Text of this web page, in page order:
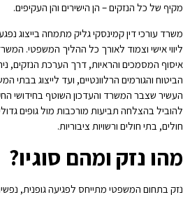
מקיף של כל הנזקים – הן הישירים והן העקיפים.
משרד עורכי דין קמינסקי גליק מתמחה בייצוג
ליווי אישי וצמוד לאורך כל ההליך המשפטי.
איסוף המסמכים והראיות, דרך הערכת הנזקים,
הביטוח והגורמים הרלוונטיים, ועד לייצוג בבתי
העשיר שצבר המשרד והעדכון השוטף בחידושי
להוביל בהצלחה תביעות מורכבות מול גופים
חולים, בתי חולים ורשויות ציבוריות.
מהו נזק ומהם סוגיו?
נזק בתחום המשפטי מתייחס לפגיעה גופנית,